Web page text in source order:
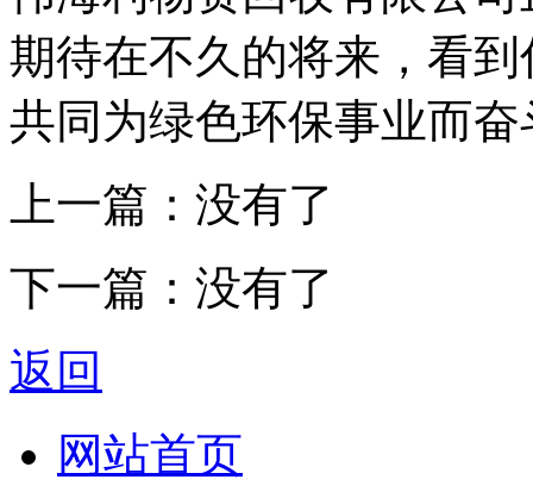
期待在不久的将来，看
共同为绿色环保事业而奋
上一篇：没有了
下一篇：没有了
返回
网站首页